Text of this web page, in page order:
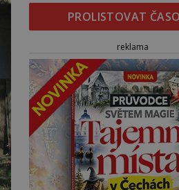
PROLISTOVAT
reklama